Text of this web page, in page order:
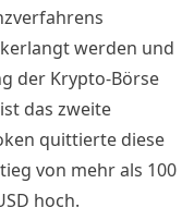
werden und
der Krypto-Börse
das zweite
quittierte diese
von mehr als 100
hoch.